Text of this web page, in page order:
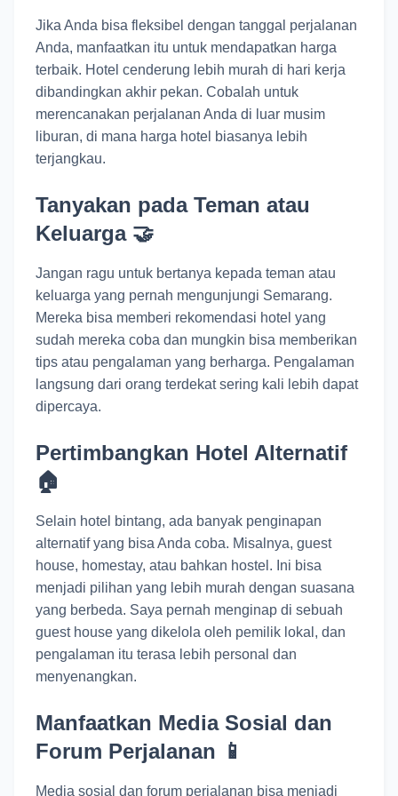
Jika Anda bisa fleksibel dengan tanggal perjalanan
Anda, manfaatkan itu untuk mendapatkan harga
terbaik. Hotel cenderung lebih murah di hari kerja
dibandingkan akhir pekan. Cobalah untuk
merencanakan perjalanan Anda di luar musim
liburan, di mana harga hotel biasanya lebih
terjangkau.
Tanyakan pada Teman atau
Keluarga 🤝
Jangan ragu untuk bertanya kepada teman atau
keluarga yang pernah mengunjungi Semarang.
Mereka bisa memberi rekomendasi hotel yang
sudah mereka coba dan mungkin bisa memberikan
tips atau pengalaman yang berharga. Pengalaman
langsung dari orang terdekat sering kali lebih dapat
dipercaya.
Pertimbangkan Hotel Alternatif
🏠
Selain hotel bintang, ada banyak penginapan
alternatif yang bisa Anda coba. Misalnya, guest
house, homestay, atau bahkan hostel. Ini bisa
menjadi pilihan yang lebih murah dengan suasana
yang berbeda. Saya pernah menginap di sebuah
guest house yang dikelola oleh pemilik lokal, dan
pengalaman itu terasa lebih personal dan
menyenangkan.
Manfaatkan Media Sosial dan
Forum Perjalanan 📱
Media sosial dan forum perjalanan bisa menjadi